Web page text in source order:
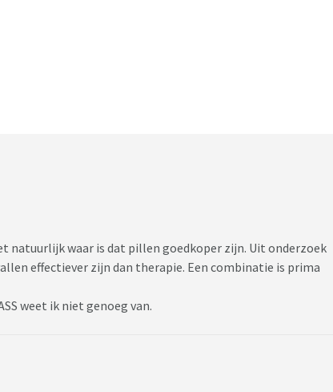
natuurlijk waar is dat pillen goedkoper zijn. Uit onderzoek
effectiever zijn dan therapie. Een combinatie is prima
weet ik niet genoeg van.